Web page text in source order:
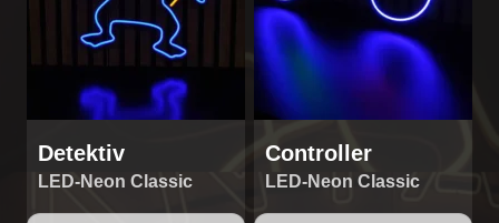
Detektiv
LED-Neon Classic
Controller
LED-Neon Classic